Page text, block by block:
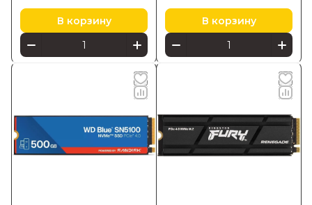
В корзину В корзину